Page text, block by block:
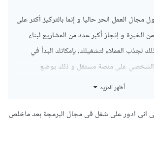
مجال العمل الحر حاليا و إنما بالتركيز أكثر على
الخبرة و إنجاز أكبر عدد من المشاريع لبناء
لجذب العملاء لتشغيلك، بإمكانك البدأ في
الشخصي على منصة مستقل و ذلك بوضع
و وضع المشاريع التي قد أنهيتها مع رابط
طمأنتهم بإكتسابك للخبرات.
التي تتقاطع مع المهارات التي اكتسبتها
أظهر المزيد
ادور على شغل فى مجال البرمجة بعد ماخلص